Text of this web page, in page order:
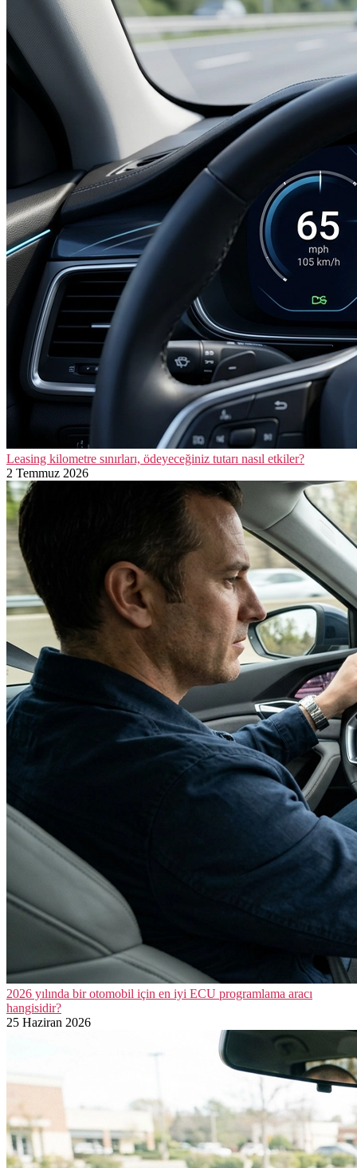
Leasing kilometre sınırları, ödeyeceğiniz tutarı nasıl etkiler?
2 Temmuz 2026
2026 yılında bir otomobil için en iyi ECU programlama aracı
hangisidir?
25 Haziran 2026